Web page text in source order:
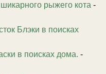
рыжего кота -
Блэки в поисках
в поисках дома. -